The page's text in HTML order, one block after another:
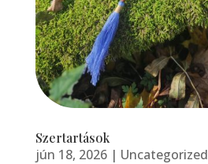
Szertartások
jún 18, 2026| Uncategorized